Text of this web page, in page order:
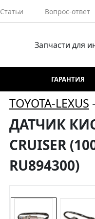
Статьи Вопрос-ответ
Запчасти для
ГАРАНТИЯ
TOYOTA-LEXUS
ДАТЧИК
CRUISER
RU894300)